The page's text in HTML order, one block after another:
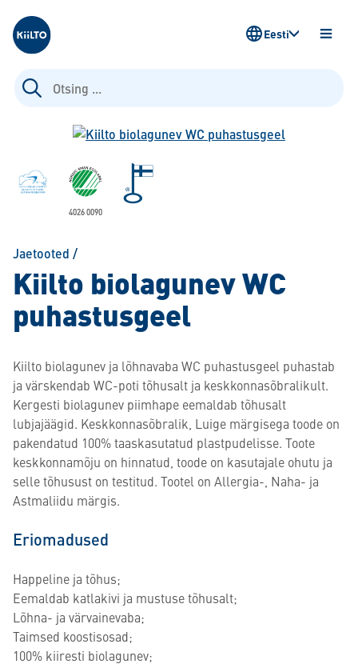
Kiilto Estonia
Otsi:
AVA
Eesti
4026 0090
Jaetooted /
Kiilto biolagunev WC
puhastusgeel
Kiilto biolagunev ja lõhnavaba WC puhastusgeel puhastab
ja värskendab WC-poti tõhusalt ja keskkonnasõbralikult.
Kergesti biolagunev piimhape eemaldab tõhusalt
lubjajäägid. Keskkonnasõbralik, Luige märgisega toode on
pakendatud 100% taaskasutatud plastpudelisse. Toote
keskkonnamõju on hinnatud, toode on kasutajale ohutu ja
selle tõhusust on testitud. Tootel on Allergia-, Naha- ja
Astmaliidu märgis.
Eriomadused
Happeline ja tõhus;
Eemaldab katlakivi ja mustuse tõhusalt;
Lõhna- ja värvainevaba;
Taimsed koostisosad;
100% kiiresti biolagunev;